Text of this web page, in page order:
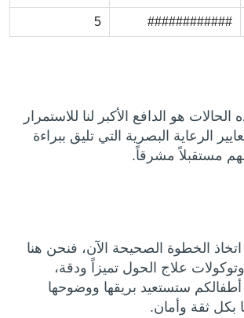
############
5
هو الدافع الأكبر لنا للاستمرار
الرعاية البصرية التي تليق ببراءة
مستقبلاً مشرقاً.
اتخاذ الخطوة الصحيحة الآن، فنحن هنا
علاج الحول تميزاً ودقة،
ستستعيد بريقها ووضوحها
بكل ثقة وأمان.